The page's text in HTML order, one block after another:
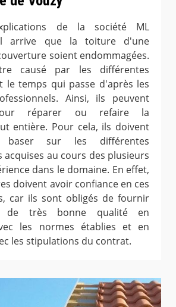
de la société ML
il arrive que la toiture d'une
soient endommagées.
causé par les différentes
le temps qui passe d'après les
Ainsi, ils peuvent
réparer ou refaire la
entière. Pour cela, ils doivent
baser sur les différentes
acquises au cours des plusieurs
dans le domaine. En effet,
doivent avoir confiance en ces
car ils sont obligés de fournir
de très bonne qualité en
les normes établies et en
les stipulations du contrat.